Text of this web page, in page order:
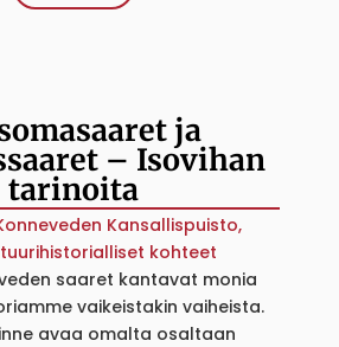
ja
– Isovihan
tarinoita
Kansallispuisto,
kohteet
saaret kantavat monia
vaikeistakin vaiheista.
avaa omalta osaltaan